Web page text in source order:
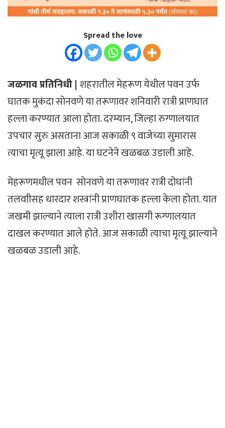
Spread the love
जळगाव प्रतिनिधी | शहरातील मेहरूण येथील पवन उर्फ
घातक मुकंदा सोनवणे या तरूणावर शनिवारी रात्री प्राणघात
हल्ला करण्यात आला होता. दरम्यान, जिल्हा रुग्णालयात
उपचार सुरु असताना आज सकाळी ९ वाजेच्या सुमारास
त्याचा मृत्यू झाला आहे. या घटनेने खळबळ उडाली आहे.
मेहरूणमधील पवन सोनवणे या तरूणावर रात्री दोघांनी
तलवाीसह धारदार शस्त्रांनी प्राणघातक हल्ला केला होता. यात
जखमी झाल्याने त्याला रात्री उशीरा खासगी रूग्णालयात
दाखल करण्यात आले होते. आज सकाळी त्याचा मृत्यू झाल्याने
खळबळ उडाली आहे.